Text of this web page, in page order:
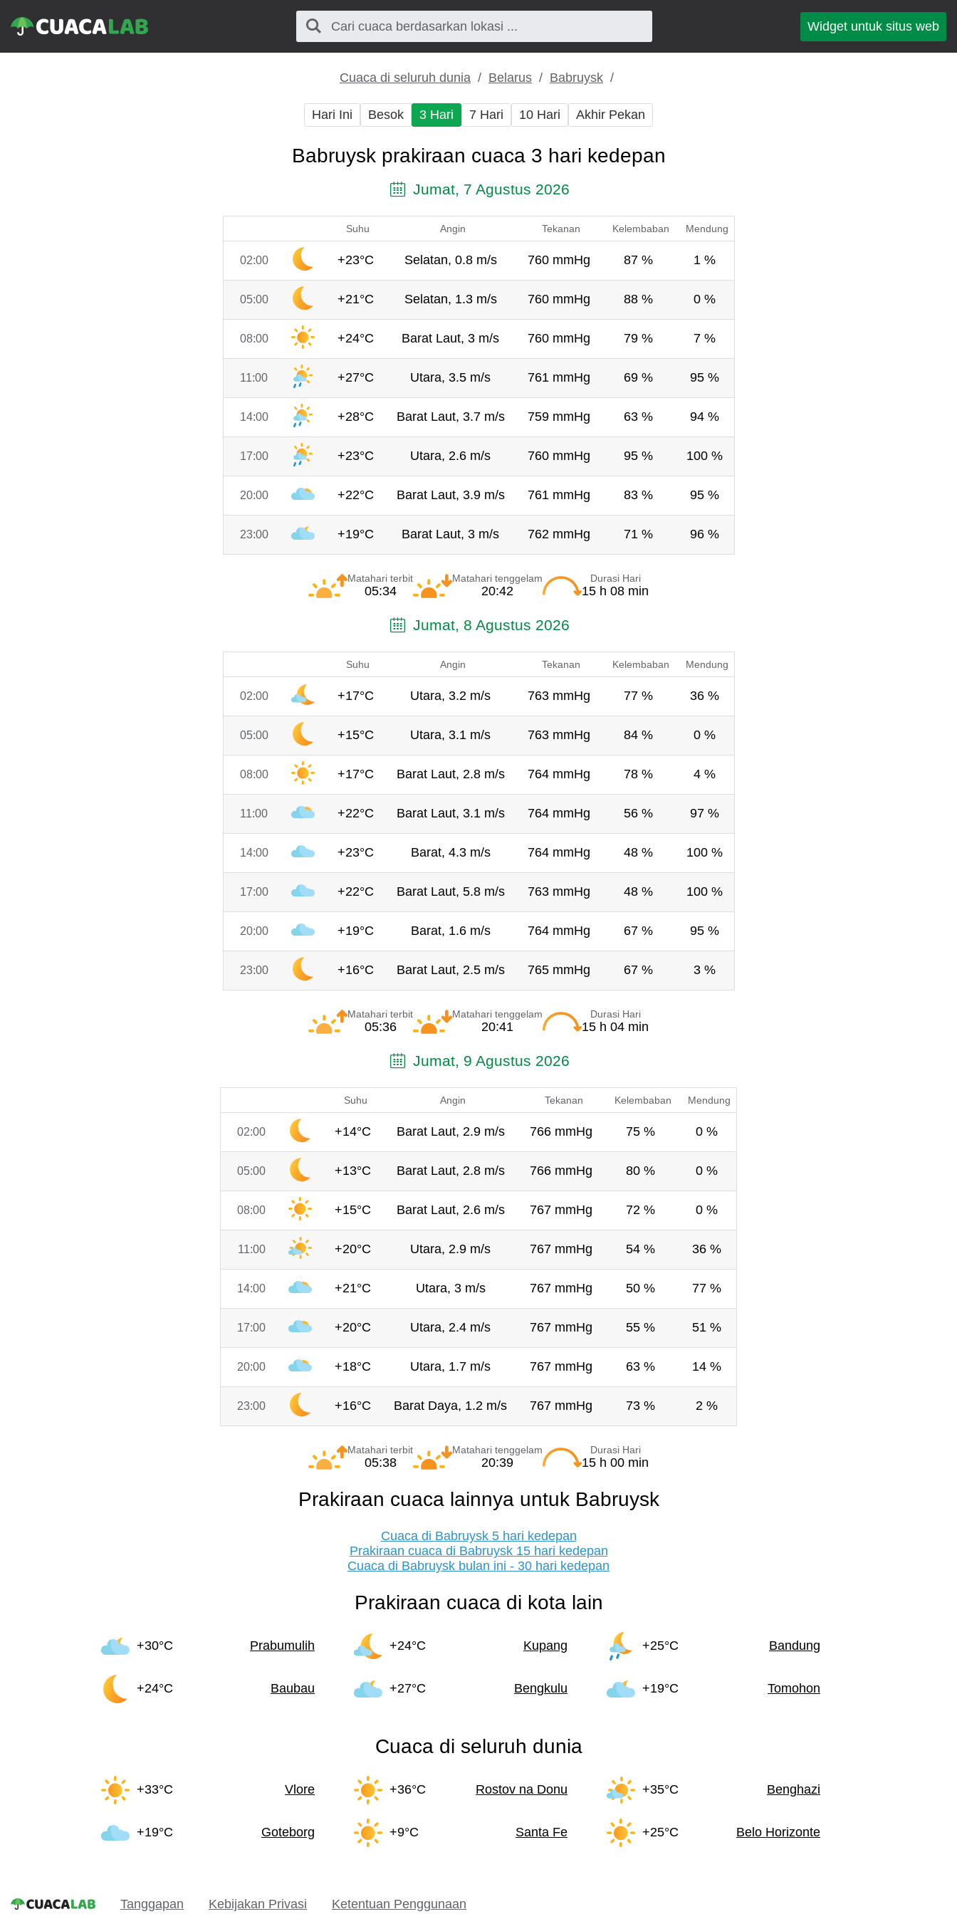
Widget untuk situs web
Cuaca di seluruh dunia Belarus Babruysk
Hari Ini Besok 3 Hari 7 Hari 10 Hari Akhir Pekan
Babruysk prakiraan cuaca 3 hari kedepan
Jumat, 7 Agustus 2026
Suhu Angin Tekanan Kelembaban Mendung
02:00 +23°C Selatan, 0.8 m/s 760 mmHg 87 % 1 %
05:00 +21°C Selatan, 1.3 m/s 760 mmHg 88 % 0 %
08:00 +24°C Barat Laut, 3 m/s 760 mmHg 79 % 7 %
11:00 +27°C Utara, 3.5 m/s 761 mmHg 69 % 95 %
14:00 +28°C Barat Laut, 3.7 m/s 759 mmHg 63 % 94 %
17:00 +23°C Utara, 2.6 m/s 760 mmHg 95 % 100 %
20:00 +22°C Barat Laut, 3.9 m/s 761 mmHg 83 % 95 %
23:00 +19°C Barat Laut, 3 m/s 762 mmHg 71 % 96 %
Matahari terbit
05:34
Matahari tenggelam
20:42
Durasi Hari
15 h 08 min
Jumat, 8 Agustus 2026
Suhu Angin Tekanan Kelembaban Mendung
02:00 +17°C Utara, 3.2 m/s 763 mmHg 77 % 36 %
05:00 +15°C Utara, 3.1 m/s 763 mmHg 84 % 0 %
08:00 +17°C Barat Laut, 2.8 m/s 764 mmHg 78 % 4 %
11:00 +22°C Barat Laut, 3.1 m/s 764 mmHg 56 % 97 %
14:00 +23°C Barat, 4.3 m/s 764 mmHg 48 % 100 %
17:00 +22°C Barat Laut, 5.8 m/s 763 mmHg 48 % 100 %
20:00 +19°C Barat, 1.6 m/s 764 mmHg 67 % 95 %
23:00 +16°C Barat Laut, 2.5 m/s 765 mmHg 67 % 3 %
Matahari terbit
05:36
Matahari tenggelam
20:41
Durasi Hari
15 h 04 min
Jumat, 9 Agustus 2026
Suhu Angin Tekanan Kelembaban Mendung
02:00 +14°C Barat Laut, 2.9 m/s 766 mmHg 75 % 0 %
05:00 +13°C Barat Laut, 2.8 m/s 766 mmHg 80 % 0 %
08:00 +15°C Barat Laut, 2.6 m/s 767 mmHg 72 % 0 %
11:00 +20°C Utara, 2.9 m/s 767 mmHg 54 % 36 %
14:00 +21°C Utara, 3 m/s 767 mmHg 50 % 77 %
17:00 +20°C Utara, 2.4 m/s 767 mmHg 55 % 51 %
20:00 +18°C Utara, 1.7 m/s 767 mmHg 63 % 14 %
23:00 +16°C Barat Daya, 1.2 m/s 767 mmHg 73 % 2 %
Matahari terbit
05:38
Matahari tenggelam
20:39
Durasi Hari
15 h 00 min
Prakiraan cuaca lainnya untuk Babruysk
Cuaca di Babruysk 5 hari kedepan
Prakiraan cuaca di Babruysk 15 hari kedepan
Cuaca di Babruysk bulan ini - 30 hari kedepan
Prakiraan cuaca di kota lain
+30°C Prabumulih +24°C Kupang +25°C Bandung
+24°C Baubau +27°C Bengkulu +19°C Tomohon
Cuaca di seluruh dunia
+33°C Vlore +36°C Rostov na Donu +35°C Benghazi
+19°C Goteborg +9°C Santa Fe +25°C Belo Horizonte
Tanggapan Kebijakan Privasi Ketentuan Penggunaan